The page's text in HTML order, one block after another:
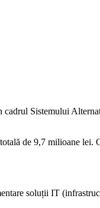
Sistemului
de 9,7 milioane
soluții IT